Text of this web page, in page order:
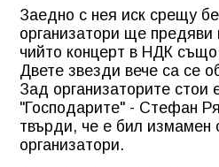
Заедно с нея иск срещу
организатори ще
чийто концерт в НДК
Двете звезди вече са се
Зад организаторите стои
"Господарите" - Стефан
твърди, че е бил измамен
организатори.